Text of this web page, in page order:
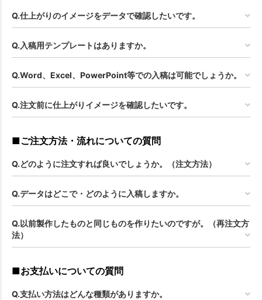
Q.仕上がりのイメージをデータで確認したいです。
Q.入稿用テンプレートはありますか。
Q.Word、Excel、PowerPoint等での入稿は可能でしょうか。
Q.注文前に仕上がりイメージを確認したいです。
■ご注文方法・流れについての質問
Q.どのように注文すれば良いでしょうか。（注文方法）
Q.データはどこで・どのように入稿しますか。
Q.以前製作したものと同じものを作りたいのですが。（再注文方
法）
■お支払いについての質問
Q.支払い方法はどんな種類がありますか。